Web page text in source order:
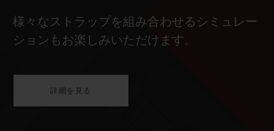
様々なストラップを組み合わせるシミュレー
ションもお楽しみいただけます。
詳細を見る